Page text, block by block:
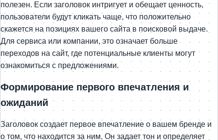
полезен. Если заголовок интригует и обещает ценность,
пользователи будут кликать чаще, что положительно
скажется на позициях вашего сайта в поисковой выдаче.
Для сервиса или компании, это означает больше
переходов на сайт, где потенциальные клиенты могут
ознакомиться с предложениями.
Формирование первого впечатления и
ожиданий
Заголовок создает первое впечатление о вашем бренде и
о том, что находится за ним. Он задает тон и определяет